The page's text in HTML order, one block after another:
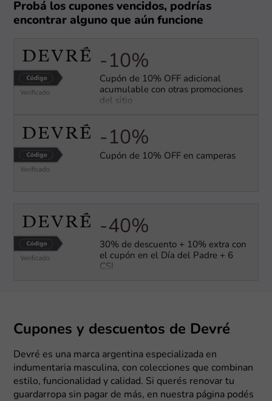
Probá los cupones vencidos, podrías
encontrar alguno que aún funcione
-10%
Cupón de 10% OFF adicional
acumulable con otras promociones
del sitio
-10%
Cupón de 10% OFF en camperas
-40%
30% de descuento + 10% extra con
el cupón en el Día del Padre + 6
CSI
Cupones y descuentos de Devré
Devré es una marca argentina especializada en
indumentaria masculina, con colecciones que combinan
estilo, funcionalidad y calidad. Si querés renovar tu
guardarropa sin pagar de más, en nuestra página podés